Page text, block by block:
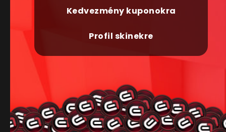
Kedvezmény kuponokra
Profil skinekre